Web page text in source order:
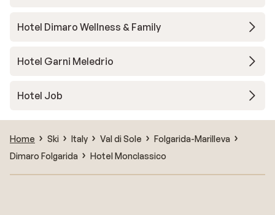
Hotel Dimaro Wellness & Family
Hotel Garni Meledrio
Hotel Job
Home Ski Italy Val di Sole
Folgarida-Marilleva
Dimaro Folgarida
Hotel Monclassico